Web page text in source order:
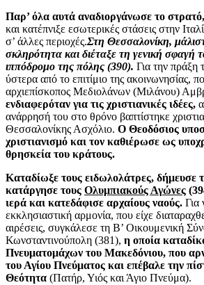
Παρ’ όλα αυτά αναδιοργάνωσε το
και κατέπνιξε εσωτερικές στάσεις στην
σ’ άλλες περιοχές.Στη Θεσσαλονίκη,
σκληρότητα και διέταξε τη γενική σφαγή
ιππόδρομο της πόλης (390). Για την πράξη
ύστερα από το επιτίμιο της ακοινωνησίας,
αρχιεπίσκοπος Μεδιολάνων (Μιλάνου)
ενδιαφερόταν για τις χριστιανικές ιδέες,
ανάρρησή του στο θρόνο βαπτίστηκε
Θεσσαλονίκης Ασχόλιο. Ο Θεοδόσιος
χριστιανισμό και τον καθιέρωσε ως
θρησκεία του κράτους.
Καταδίωξε τους ειδωλολάτρες, δήμευσε
κατάργησε τους Ολυμπιακούς Αγώνες
ιερά και κατεδάφισε αρχαίους ναούς. Για
εκκλησιαστική αρμονία, που είχε
αιρέσεις, συγκάλεσε τη Β’ Οικουμενική
Κωνσταντινούπολη (381), η οποία
Πνευματομάχων του Μακεδόνιου, που
του Αγίου Πνεύματος και επέβαλε την
Θεότητα (Πατήρ, Υιός και Άγιο Πνεύμα).